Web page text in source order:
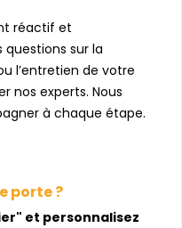
réactif et
questions sur la
l’entretien de votre
nos experts. Nous
à chaque étape.
porte ?
et personnalisez